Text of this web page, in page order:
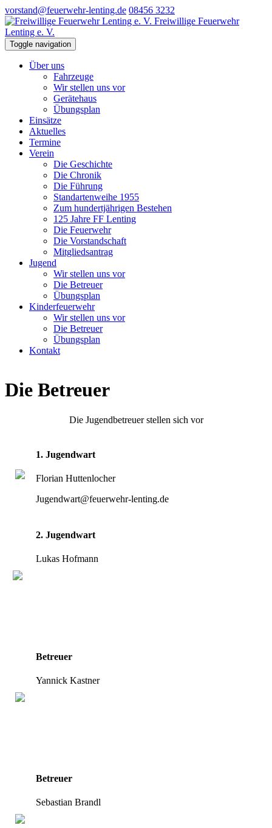
vorstand@feuerwehr-lenting.de 08456 3232
Freiwillige Feuerwehr
Lenting e. V.
Toggle navigation
Über uns
Fahrzeuge
Wir stellen uns vor
Gerätehaus
Übungsplan
Einsätze
Aktuelles
Termine
Verein
Die Geschichte
Die Chronik
Die Führung
Standartenweihe 1955
Zum hundertjährigen Bestehen
125 Jahre FF Lenting
Die Feuerwehr
Die Vorstandschaft
Mitgliedsantrag
Jugend
Wir stellen uns vor
Die Betreuer
Übungsplan
Kinderfeuerwehr
Wir stellen uns vor
Die Betreuer
Übungsplan
Kontakt
Die Betreuer
Die Jugendbetreuer stellen sich vor
1. Jugendwart
Florian Huttenlocher
Jugendwart@feuerwehr-lenting.de
2. Jugendwart
Lukas Hofmann
Betreuer
Yannick Kastner
Betreuer
Sebastian Brandl